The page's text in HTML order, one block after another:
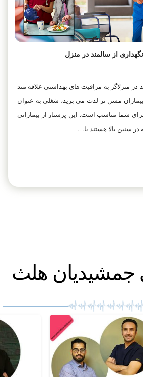
از سالمند در منزل
در منزلاگر به مراقبت های بهداشتی علاقه مند
بیماران مسن تر لذت می برید، شغلی به عنوان
شما مناسب است. این پرستار از بیمارانی
سنین بالا هستند یا…
جمشیدیان هلث